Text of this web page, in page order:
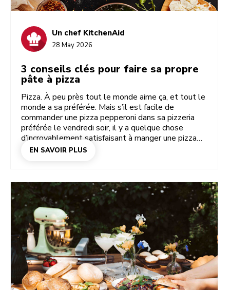
Un chef KitchenAid
28 May 2026
3 conseils clés pour faire sa propre
pâte à pizza
Pizza. À peu près tout le monde aime ça, et tout le
monde a sa préférée. Mais s’il est facile de
commander une pizza pepperoni dans sa pizzeria
préférée le vendredi soir, il y a quelque chose
d’incroyablement satisfaisant à manger une pizza
que l’on a préparée soi-même. Vous voulez préparer
partie du travail à votre place.
EN SAVOIR PLUS